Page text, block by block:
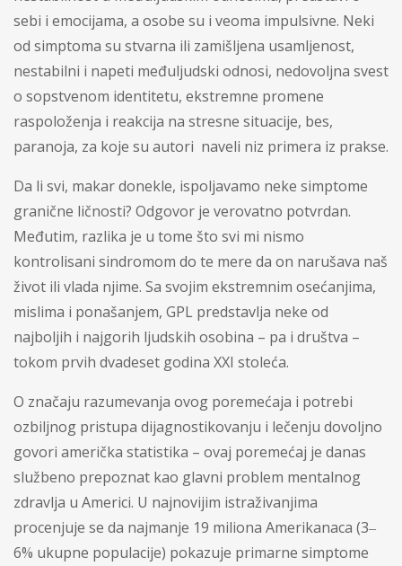
sebi i emocijama, a osobe su i veoma impulsivne. Neki
od simptoma su stvarna ili zamišljena usamljenost,
nestabilni i napeti međuljudski odnosi, nedovoljna svest
o sopstvenom identitetu, ekstremne promene
raspoloženja i reakcija na stresne situacije, bes,
paranoja, za koje su autori naveli niz primera iz prakse.
Da li svi, makar donekle, ispoljavamo neke simptome
granične ličnosti? Odgovor je verovatno potvrdan.
Međutim, razlika je u tome što svi mi nismo
kontrolisani sindromom do te mere da on narušava naš
život ili vlada njime. Sa svojim ekstremnim osećanjima,
mislima i ponašanjem, GPL predstavlja neke od
najboljih i najgorih ljudskih osobina – pa i društva –
tokom prvih dvadeset godina XXI stoleća.
O značaju razumevanja ovog poremećaja i potrebi
ozbiljnog pristupa dijagnostikovanju i lečenju dovoljno
govori američka statistika – ovaj poremećaj je danas
službeno prepoznat kao glavni problem mentalnog
zdravlja u Americi. U najnovijim istraživanjima
procenjuje se da najmanje 19 miliona Amerikanaca (3‒
6% ukupne populacije) pokazuje primarne simptome